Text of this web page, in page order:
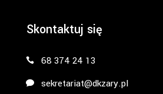
Skontaktuj się
68 374 24 13
sekretariat@dkzary.pl